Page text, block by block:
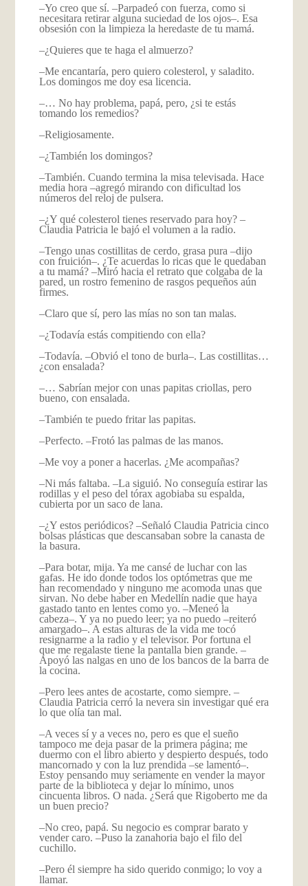
–Yo creo que sí. –Parpadeó con fuerza, como si
necesitara retirar alguna suciedad de los ojos–. Esa
obsesión con la limpieza la heredaste de tu mamá.
–¿Quieres que te haga el almuerzo?
–Me encantaría, pero quiero colesterol, y saladito.
Los domingos me doy esa licencia.
–… No hay problema, papá, pero, ¿si te estás
tomando los remedios?
–Religiosamente.
–¿También los domingos?
–También. Cuando termina la misa televisada. Hace
media hora –agregó mirando con dificultad los
números del reloj de pulsera.
–¿Y qué colesterol tienes reservado para hoy? –
Claudia Patricia le bajó el volumen a la radio.
–Tengo unas costillitas de cerdo, grasa pura –dijo
con fruición–. ¿Te acuerdas lo ricas que le quedaban
a tu mamá? –Miró hacia el retrato que colgaba de la
pared, un rostro femenino de rasgos pequeños aún
firmes.
–Claro que sí, pero las mías no son tan malas.
–¿Todavía estás compitiendo con ella?
–Todavía. –Obvió el tono de burla–. Las costillitas…
¿con ensalada?
–… Sabrían mejor con unas papitas criollas, pero
bueno, con ensalada.
–También te puedo fritar las papitas.
–Perfecto. –Frotó las palmas de las manos.
–Me voy a poner a hacerlas. ¿Me acompañas?
–Ni más faltaba. –La siguió. No conseguía estirar las
rodillas y el peso del tórax agobiaba su espalda,
cubierta por un saco de lana.
–¿Y estos periódicos? –Señaló Claudia Patricia cinco
bolsas plásticas que descansaban sobre la canasta de
la basura.
–Para botar, mija. Ya me cansé de luchar con las
gafas. He ido donde todos los optómetras que me
han recomendado y ninguno me acomoda unas que
sirvan. No debe haber en Medellín nadie que haya
gastado tanto en lentes como yo. –Meneó la
cabeza–. Y ya no puedo leer; ya no puedo –reiteró
amargado–. A estas alturas de la vida me tocó
resignarme a la radio y el televisor. Por fortuna el
que me regalaste tiene la pantalla bien grande. –
Apoyó las nalgas en uno de los bancos de la barra de
la cocina.
–Pero lees antes de acostarte, como siempre. –
Claudia Patricia cerró la nevera sin investigar qué era
lo que olía tan mal.
–A veces sí y a veces no, pero es que el sueño
tampoco me deja pasar de la primera página; me
duermo con el libro abierto y despierto después, todo
mancornado y con la luz prendida –se lamentó–.
Estoy pensando muy seriamente en vender la mayor
parte de la biblioteca y dejar lo mínimo, unos
cincuenta libros. O nada. ¿Será que Rigoberto me da
un buen precio?
–No creo, papá. Su negocio es comprar barato y
vender caro. –Puso la zanahoria bajo el filo del
cuchillo.
–Pero él siempre ha sido querido conmigo; lo voy a
llamar.